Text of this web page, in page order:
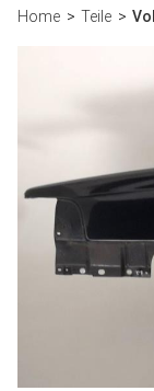
Home Teile